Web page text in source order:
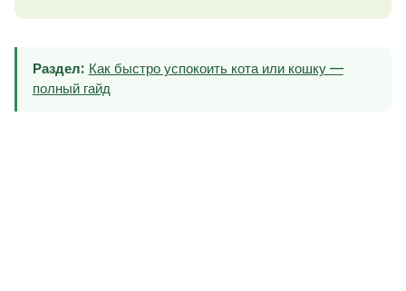
Раздел: Как быстро успокоить кота или кошку —
полный гайд